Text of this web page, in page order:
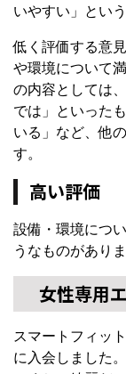
いやすい」とい
低く評価する意
や環境について
の内容としては
では」といった
いる」など、他
す。
高い評価
設備・環境につ
うなものがありま
女性専用
スマートフィッ
に入会しました